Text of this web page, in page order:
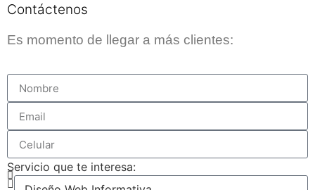
Contáctenos
Es momento de llegar a más clientes:
Servicio que te interesa: